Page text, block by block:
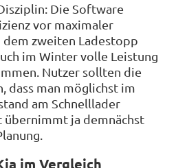
Die Software
vor maximaler
dem zweiten Ladestopp
im Winter volle Leistung
Nutzer sollten die
dass man möglichst im
am Schnelllader
übernimmt ja demnächst
im Vergleich